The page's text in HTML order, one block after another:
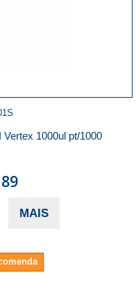
1000ul pt/1000
MAIS